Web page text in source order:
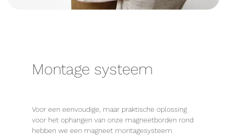
Montage systeem
Voor een eenvoudige, maar praktische oplossing
voor het ophangen van onze magneetborden rond
hebben we een magneet montagesysteem